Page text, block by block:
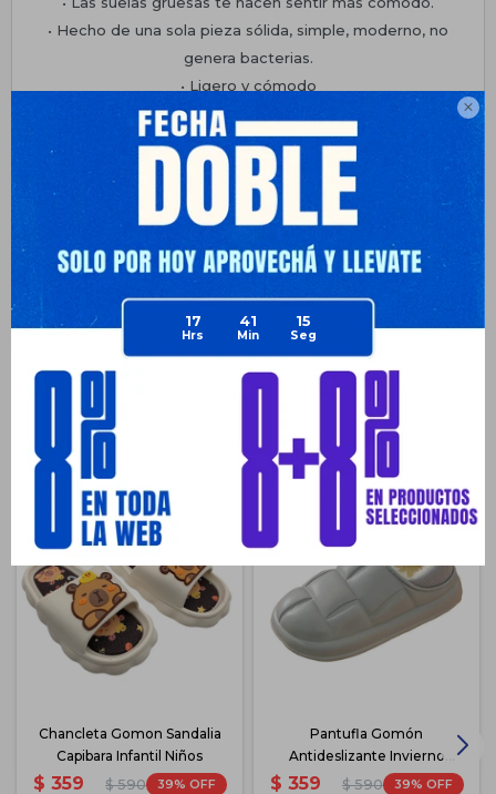

17 41 15
• Hecho de una sola pieza sólida, simple, moderno, no
genera bacterias.
• Ligero y cómodo
• Diseño ergonómico, que puede soportar eficazmente los
pies.
Planes de cuotas
Medios de pago
Productos que te pueden interesar
Chancleta Gomon Sandalia
Capibara Infantil Niños
$ 359 $ 590 39
Pantufla Gomón
Antideslizante Invierno
Unisex - Gris
$ 359 $ 590 39